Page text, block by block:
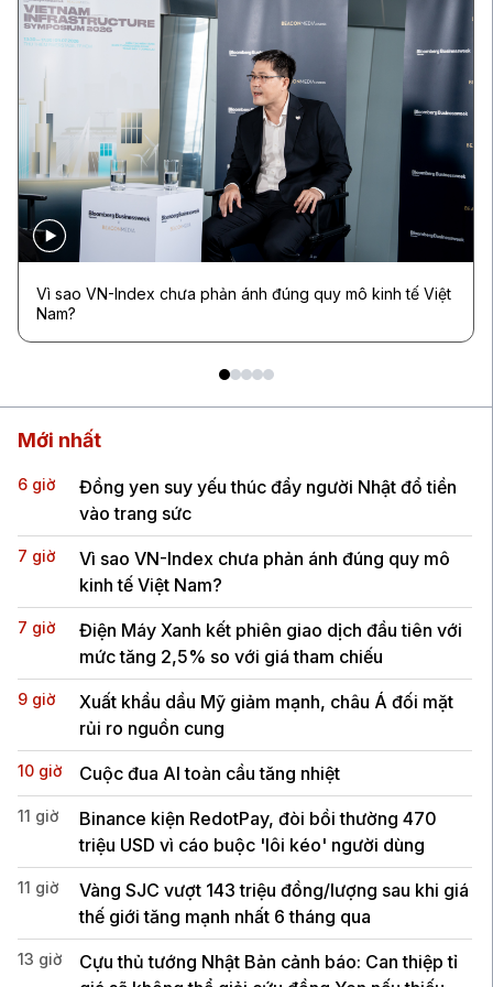
Vì sao VN-Index chưa phản ánh đúng quy mô kinh tế Việt
Nam?
Mới nhất
6 giờ
Đồng yen suy yếu thúc đẩy người Nhật đổ tiền
vào trang sức
7 giờ
Vì sao VN-Index chưa phản ánh đúng quy mô
kinh tế Việt Nam?
7 giờ
Điện Máy Xanh kết phiên giao dịch đầu tiên với
mức tăng 2,5% so với giá tham chiếu
9 giờ
Xuất khẩu dầu Mỹ giảm mạnh, châu Á đối mặt
rủi ro nguồn cung
10 giờ Cuộc đua AI toàn cầu tăng nhiệt
11 giờ
Binance kiện RedotPay, đòi bồi thường 470
triệu USD vì cáo buộc 'lôi kéo' người dùng
11 giờ
Vàng SJC vượt 143 triệu đồng/lượng sau khi giá
thế giới tăng mạnh nhất 6 tháng qua
13 giờ
Cựu thủ tướng Nhật Bản cảnh báo: Can thiệp tỉ